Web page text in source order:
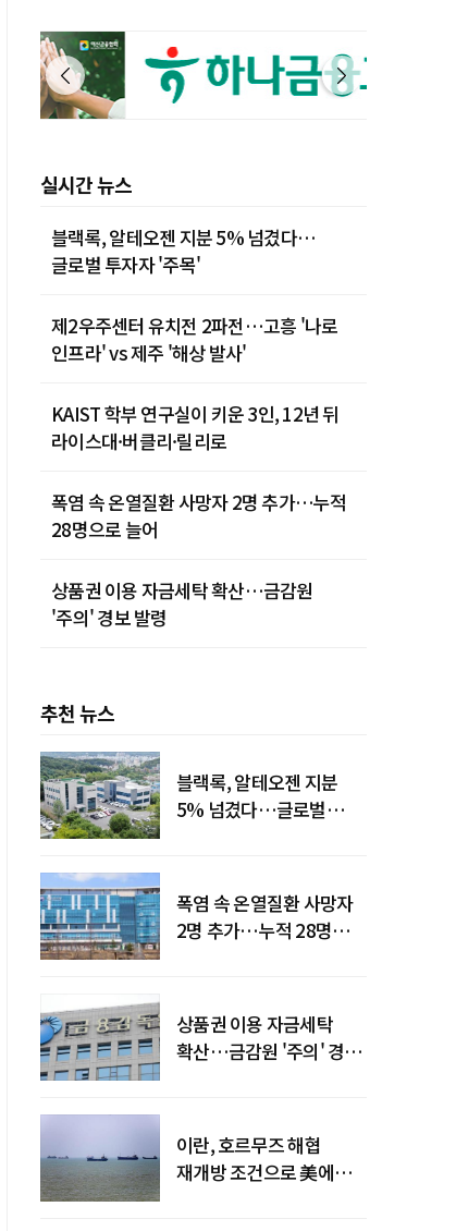
실시간 뉴스
블랙록, 알테오젠 지분 5% 넘겼다…
글로벌 투자자 '주목'
제2우주센터 유치전 2파전…고흥 '나로
인프라' vs 제주 '해상 발사'
KAIST 학부 연구실이 키운 3인, 12년 뒤
라이스대·버클리·릴리로
폭염 속 온열질환 사망자 2명 추가…누적
28명으로 늘어
상품권 이용 자금세탁 확산…금감원
'주의' 경보 발령
추천 뉴스
블랙록, 알테오젠 지분
5% 넘겼다…글로벌
폭염 속 온열질환 사망자
2명 추가…누적 28명으로
상품권 이용 자금세탁
확산…금감원 '주의' 경보
이란, 호르무즈 해협
재개방 조건으로 美에